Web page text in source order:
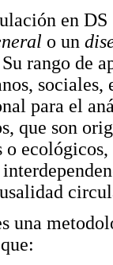
en
o un
Su rango de
para el
que son
o
una